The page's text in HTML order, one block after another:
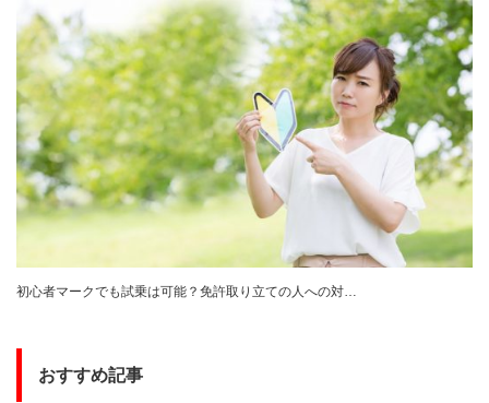
初心者マークでも試乗は可能？免許取り立ての人への対…
おすすめ記事